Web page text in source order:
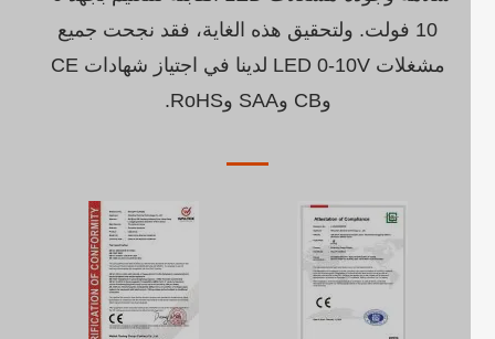
10 فولت. ولتحقيق هذه الغاية، فقد نجحت جميع
مشغلات LED 0-10V لدينا في اجتياز شهادات CE